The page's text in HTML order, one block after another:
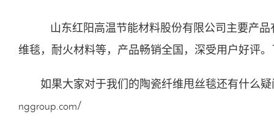
山东红阳高温节能材料股份有限公司主要产品
维毯， 耐火材料等，产品畅销全国，深受用户好评
如果大家对于我们的 陶瓷纤维甩丝毯还有什么
nggroup.com/